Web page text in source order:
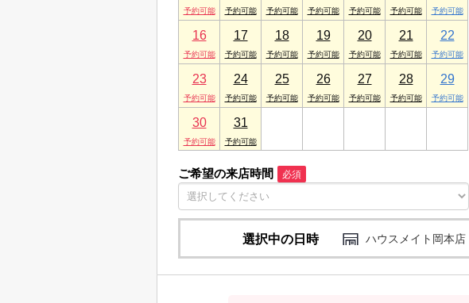
16 17 18 19 20 21 22
23 24 25 26 27 28 29
30 31
ご希望の来店時間 必須
選択中の日時 ハウスメイト岡本